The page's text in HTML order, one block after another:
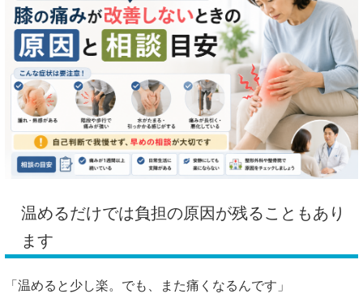
温めるだけでは負担の原因が残ることもあり
ます
「温めると少し楽。でも、また痛くなるんです」